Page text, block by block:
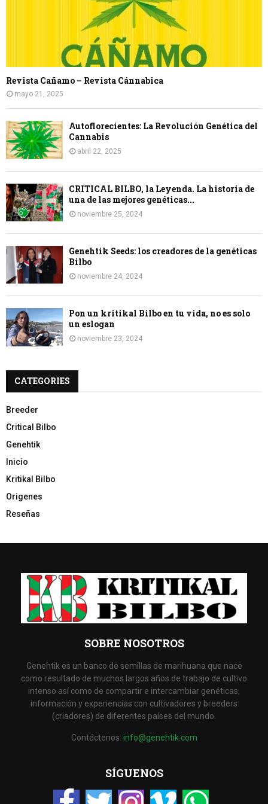
Revista Cañamo – Revista Cánnabica
mayo 21, 2025
Autoflorecientes: La Revolución Genética del
Cannabis
abril 22, 2025
CRITICAL BILBO, la Leyenda. La historia de
una de las mejores genéticas...
noviembre 25, 2024
Genehtik Seeds: los creadores de la genéticas
Bilbo
noviembre 24, 2024
Pon un kritikal Bilbo en tu vida, no es solo
un eslogan
noviembre 23, 2024
CATEGORIES
Breeder
Critical Bilbo
Genehtik
Inicio
Kritikal Bilbo
Origenes
Reseñas
SOBRE NOSOTROS
Genehtik es un banco de semillas de marihuana que nace
como resultado de muchos largos años de trabajo de cultivo
intenso así como de compartir e intercambiar genéticas,
información y experiencias con cultivadores y breeders
(criadores) de diferentes países del mundo.
Contáctenos: info@genehtik.com
SÍGUENOS